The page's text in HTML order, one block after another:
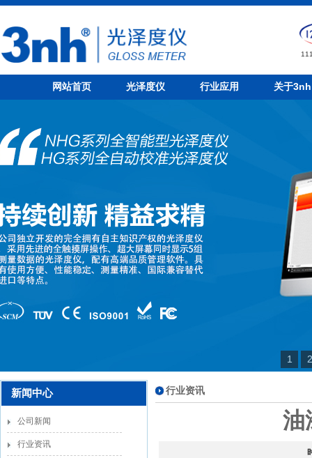
网站首页 光泽度仪 行业应用 关于3nh
1 2
新闻中心
公司新闻
行业资讯
行业资讯
油